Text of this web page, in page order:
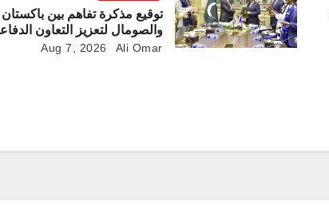
توقيع مذكرة تفاهم بين باكستان
والصومال لتعزيز التعاون
Aug 7, 2026 Ali Omar